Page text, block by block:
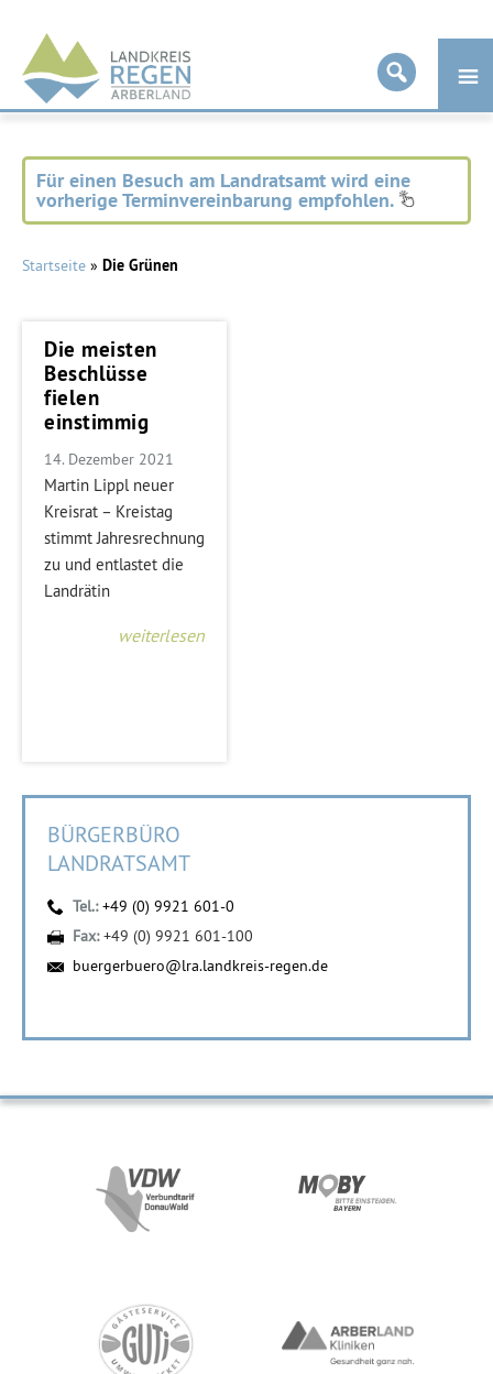
Landkreis
Regen
Für einen Besuch am Landratsamt wird eine
vorherige Terminvereinbarung empfohlen.
Startseite » Die Grünen
Die meisten
Beschlüsse
fielen
einstimmig
14. Dezember 2021
Martin Lippl neuer
Kreisrat – Kreistag
stimmt Jahresrechnung
zu und entlastet die
Landrätin
weiterlesen
BÜRGERBÜRO
LANDRATSAMT
Tel.:+49 (0) 9921 601-0
Fax:+49 (0) 9921 601-100
buergerbuero@lra.landkreis-regen.de